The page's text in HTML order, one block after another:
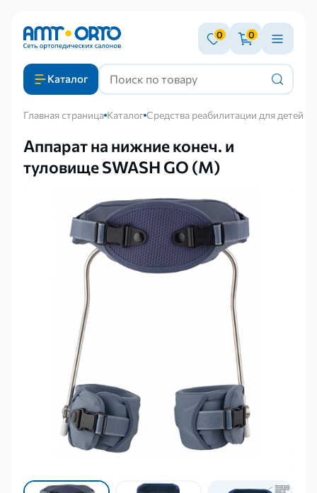
0 0
Каталог
Главная страница Каталог Средства реабилитации для детей
Аппарат на нижние конеч. и
туловище SWASH GO (М)